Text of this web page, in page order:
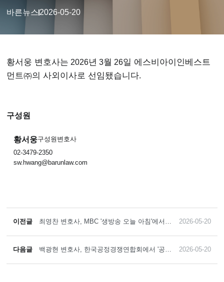
바른뉴스 2026-05-20
황서웅 변호사는 2026년 3월 26일 에스비아이인베스트
먼트㈜의 사외이사로 선임됐습니다.
구성원
황서웅구성원변호사
02-3479-2350
sw.hwang@barunlaw.com
이전글
최영찬 변호사, MBC '생방송 오늘 아침'에서
2026-05-20
다음글
백광현 변호사, 한국공정경쟁연합회에서 '공정
2026-05-20